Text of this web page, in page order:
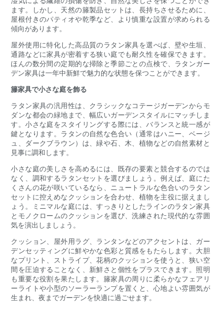
ます。しかし、天然の籐製品セットは、長持ちさせるために、
屋根付きのパティオや乾季など、より慎重な設置が求められる
傾向があります。
屋外使用に特化した高品質のラタン家具を選べば、壁や生垣、
通路などに家具が密着する狭い庭でも耐久性を確保できます。
ほんの数分間の定期的な掃除と季節ごとの点検で、ラタンガー
デン家具は一年中新鮮で魅力的な状態を保つことができます。
籐家具で小さな庭を飾る
ラタン家具の汎用性は、クラシックなコテージガーデンからモ
ダンな都会の緑地まで、幅広いガーデンスタイルにマッチしま
す。小さな庭をスタイリングする際には、バランスと統一感が
鍵となります。ラタンの自然な色合い（通常はハニー、ベージ
ュ、ダークブラウン）は、緑や石、木、植物などの自然素材と
見事に調和します。
小さな庭の美しさを高めるには、既存の要素と競合するのでは
なく、調和するラタンセットを選びましょう。例えば、庭にた
くさんの花が咲いているなら、ニュートラルな色合いのラタン
セットに控えめなクッションを合わせ、植物を主役に据えまし
ょう。ミニマルな庭には、すっきりとしたラインのラタン家具
とモノクロームのクッションを選び、洗練された現代的な雰囲
気を演出しましょう。
クッション、屋外用ラグ、ランタンなどのアクセントは、ガー
デンセッティングに鮮やかな色彩と質感をもたらします。大胆
なプリント、ストライプ、花柄のクッションを使うと、狭い空
間を圧迫することなく、新鮮さと個性をプラスできます。照明
も重要な役割を果たします。籐家具の周りに柔らかなフェアリ
ーライトや小型のソーラーランプを置くと、心地よい雰囲気が
生まれ、夜までガーデンを快適に過ごせます。